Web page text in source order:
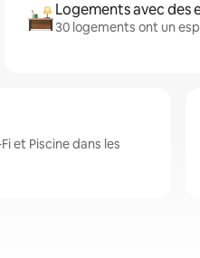
Logements avec des
30 logements ont un
et Piscine dans les